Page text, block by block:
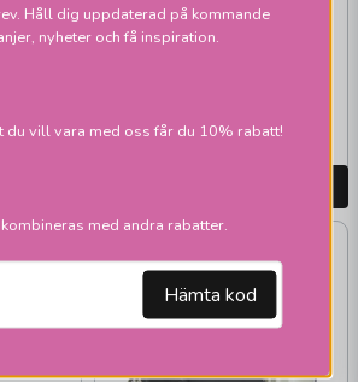
m
vardagar Skickas inom 1-2 vardagar
Håll dig uppdaterad på kommande
nyheter och få inspiration.
du vill vara med oss får du 10% rabatt!
med andra rabatter.
Hämta kod